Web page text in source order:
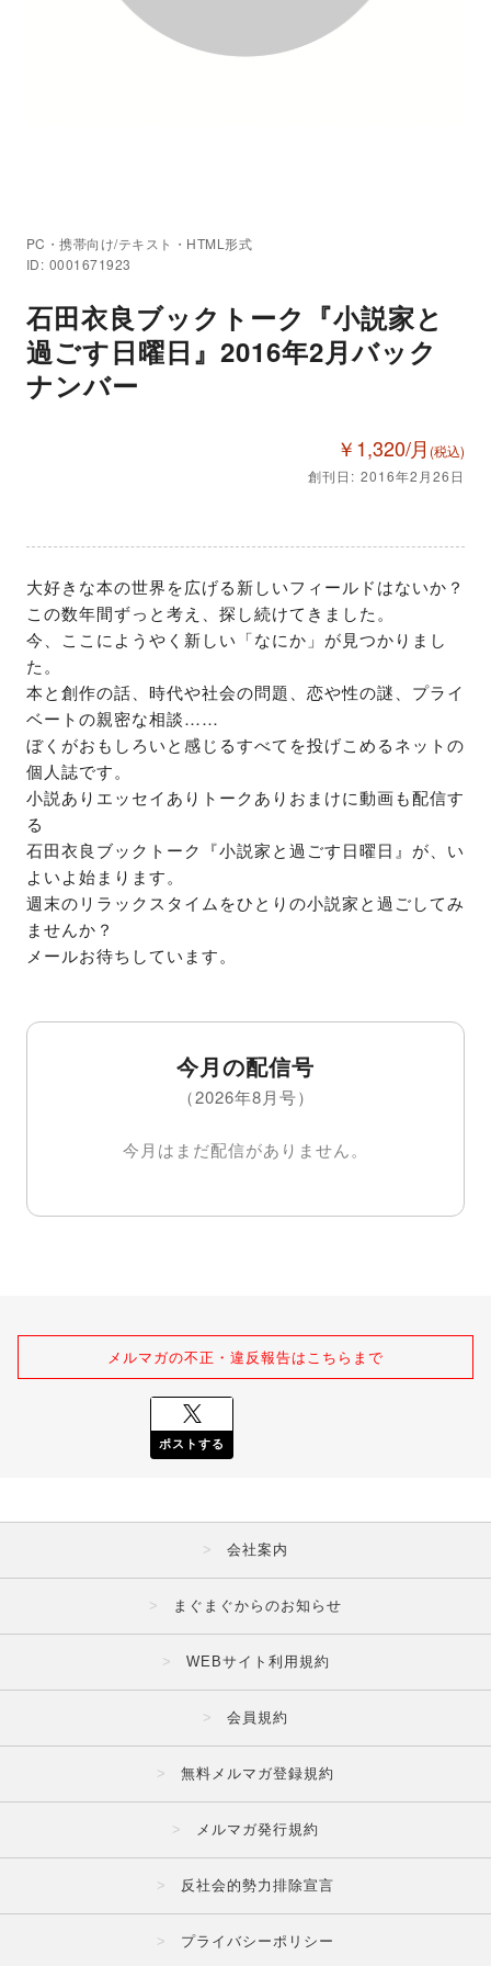
PC・携帯向け/テキスト・HTML形式
ID: 0001671923
石田衣良ブックトーク『小説家と
過ごす日曜日』2016年2月バック
ナンバー
￥1,320/月 (税込)
創刊日: 2016年2月26日
大好きな本の世界を広げる新しいフィールドはないか？
この数年間ずっと考え、探し続けてきました。
今、ここにようやく新しい「なにか」が見つかりまし
た。
本と創作の話、時代や社会の問題、恋や性の謎、プライ
ベートの親密な相談……
ぼくがおもしろいと感じるすべてを投げこめるネットの
個人誌です。
小説ありエッセイありトークありおまけに動画も配信す
る
石田衣良ブックトーク『小説家と過ごす日曜日』が、い
よいよ始まります。
週末のリラックスタイムをひとりの小説家と過ごしてみ
ませんか？
メールお待ちしています。
今月の配信号
（2026年8月号）
今月はまだ配信がありません。
メルマガの不正・違反報告はこちらまで
ポストする
会社案内
まぐまぐからのお知らせ
WEBサイト利用規約
会員規約
無料メルマガ登録規約
メルマガ発行規約
反社会的勢力排除宣言
プライバシーポリシー